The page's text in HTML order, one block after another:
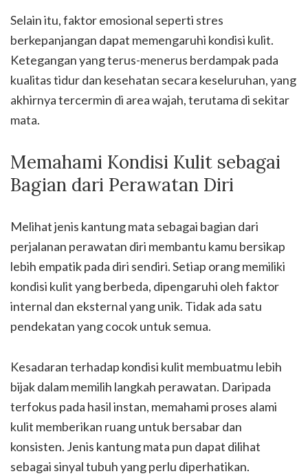
Selain itu, faktor emosional seperti stres
berkepanjangan dapat memengaruhi kondisi kulit.
Ketegangan yang terus-menerus berdampak pada
kualitas tidur dan kesehatan secara keseluruhan, yang
akhirnya tercermin di area wajah, terutama di sekitar
mata.
Memahami Kondisi Kulit sebagai
Bagian dari Perawatan Diri
Melihat jenis kantung mata sebagai bagian dari
perjalanan perawatan diri membantu kamu bersikap
lebih empatik pada diri sendiri. Setiap orang memiliki
kondisi kulit yang berbeda, dipengaruhi oleh faktor
internal dan eksternal yang unik. Tidak ada satu
pendekatan yang cocok untuk semua.
Kesadaran terhadap kondisi kulit membuatmu lebih
bijak dalam memilih langkah perawatan. Daripada
terfokus pada hasil instan, memahami proses alami
kulit memberikan ruang untuk bersabar dan
konsisten. Jenis kantung mata pun dapat dilihat
sebagai sinyal tubuh yang perlu diperhatikan.